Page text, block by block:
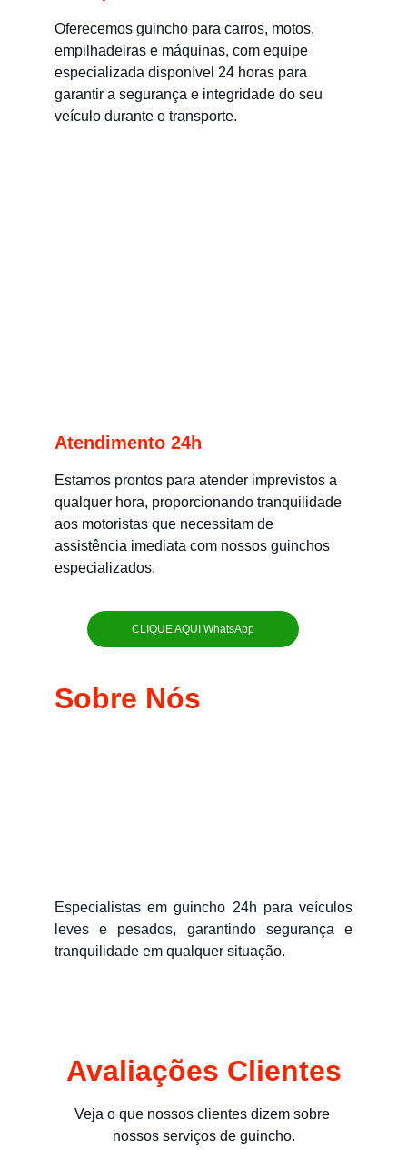
Oferecemos guincho para carros, motos,
empilhadeiras e máquinas, com equipe
especializada disponível 24 horas para
garantir a segurança e integridade do seu
veículo durante o transporte.
Atendimento 24h
Estamos prontos para atender imprevistos a
qualquer hora, proporcionando tranquilidade
aos motoristas que necessitam de
assistência imediata com nossos guinchos
especializados.
CLIQUE AQUI WhatsApp
Sobre Nós
Especialistas em guincho 24h para veículos
leves e pesados, garantindo segurança e
tranquilidade em qualquer situação.
Avaliações Clientes
Veja o que nossos clientes dizem sobre
nossos serviços de guincho.